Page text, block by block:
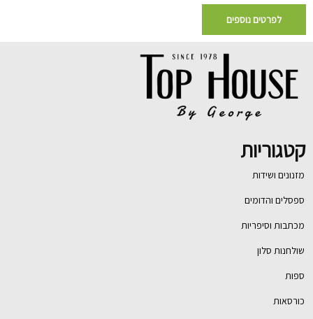
לפרטים נוספים
קטגוריות
מזנונים ושידות
ספסלים והדומים
מכתבות וסיפריות
שולחנות סלון
ספות
כורסאות